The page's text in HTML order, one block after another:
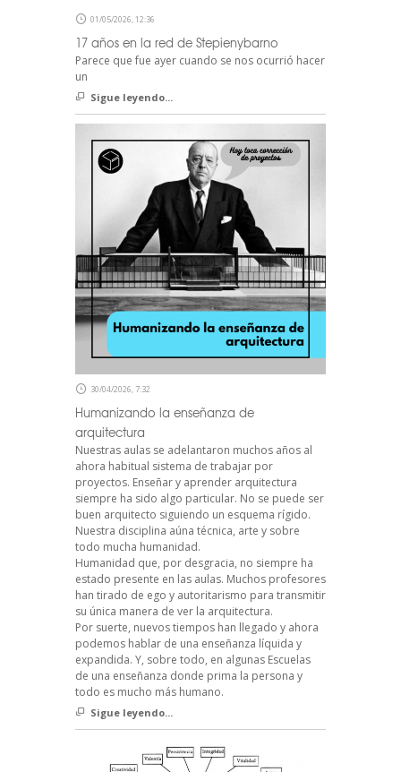
01/05/2026, 12:36
17 años en la red de Stepienybarno
Parece que fue ayer cuando se nos ocurrió hacer
un
Sigue leyendo...
30/04/2026, 7:32
Humanizando la enseñanza de
arquitectura
Nuestras aulas se adelantaron muchos años al
ahora habitual sistema de trabajar por
proyectos. Enseñar y aprender arquitectura
siempre ha sido algo particular. No se puede ser
buen arquitecto siguiendo un esquema rígido.
Nuestra disciplina aúna técnica, arte y sobre
todo mucha humanidad.
Humanidad que, por desgracia, no siempre ha
estado presente en las aulas. Muchos profesores
han tirado de ego y autoritarismo para transmitir
su única manera de ver la arquitectura.
Por suerte, nuevos tiempos han llegado y ahora
podemos hablar de una enseñanza líquida y
expandida. Y, sobre todo, en algunas Escuelas
de una enseñanza donde prima la persona y
todo es mucho más humano.
Sigue leyendo...